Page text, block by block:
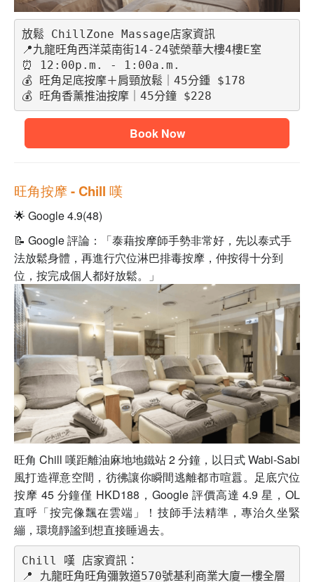
放鬆 ChillZone Massage店家資訊
📍九龍旺角西洋菜南街14-24號榮華大樓4樓E室
⏰ 12:00p.m. - 1:00a.m.
💰 旺角足底按摩＋肩頸放鬆｜45分鍾 $178
💰 旺角香薰推油按摩｜45分鐘 $228
Book Now
旺角按摩 - Chill 嘆
🌟 Google 4.9(48)
📝 Google 評論：「泰藉按摩師手勢非常好，先以泰式手
法放鬆身體，再進行穴位淋巴排毒按摩，仲按得十分到
位，按完成個人都好放鬆。」
旺角 Chill 嘆距離油麻地地鐵站 2 分鐘，以日式 Wabi-Sabi
風打造禪意空間，彷彿讓你瞬間逃離都市喧囂。足底穴位
按摩 45 分鐘僅 HKD188，Google 評價高達 4.9 星，OL
直呼「按完像飄在雲端」！技師手法精準，專治久坐緊
繃，環境靜謐到想直接睡過去。
Chill 嘆 店家資訊：
📍 九龍旺角旺角彌敦道570號基利商業大廈一樓全層